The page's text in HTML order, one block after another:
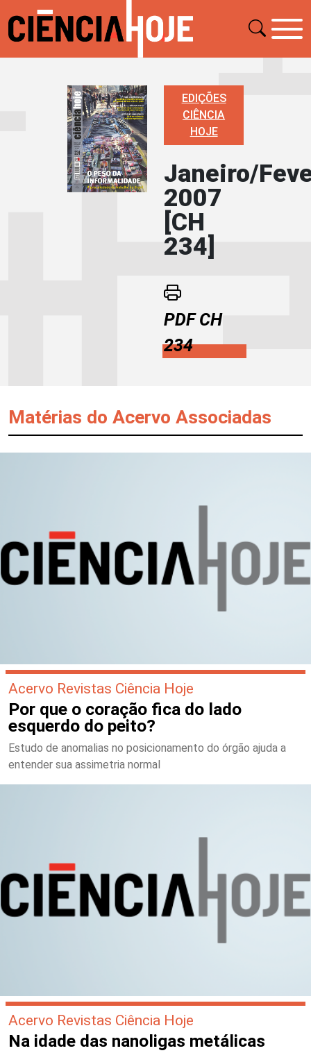
EDIÇÕES
CIÊNCIA
HOJE
Janeiro/
2007
[CH
234]
PDF CH
234
Matérias do Acervo Associadas
Acervo Revistas Ciência Hoje
Por que o coração fica do lado
esquerdo do peito?
Estudo de anomalias no posicionamento do órgão ajuda a
entender sua assimetria normal
Acervo Revistas Ciência Hoje
Na idade das nanoligas metálicas